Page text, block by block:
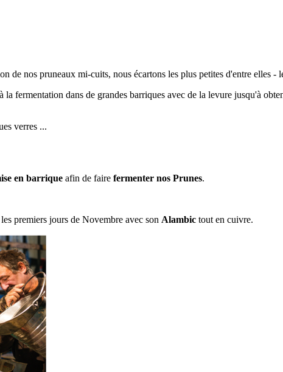
de nos pruneaux mi-cuits, nous écartons les plus petites d'entre elles
la fermentation dans de grandes barriques avec de la levure jusqu'à
verres ...
en barrique afin de faire fermenter nos Prunes.
premiers jours de Novembre avec son Alambic tout en cuivre.